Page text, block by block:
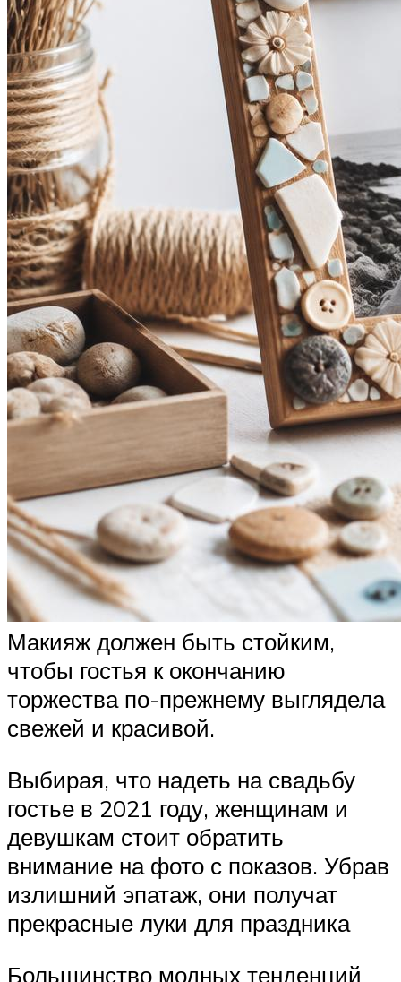
Макияж должен быть стойким,
чтобы гостья к окончанию
торжества по-прежнему выглядела
свежей и красивой.
Выбирая, что надеть на свадьбу
гостье в 2021 году, женщинам и
девушкам стоит обратить
внимание на фото с показов. Убрав
излишний эпатаж, они получат
прекрасные луки для праздника
Большинство модных тенденций